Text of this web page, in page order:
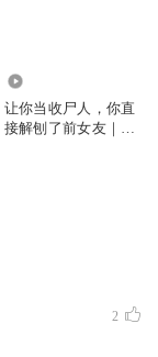
让你当收尸人，你直
接解刨了前女友｜恐
2